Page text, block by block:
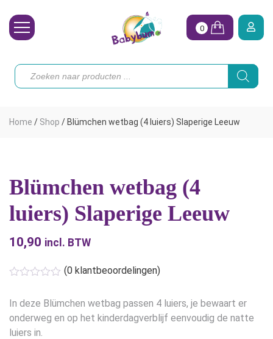
Toebehoren
Onze merken
Hoe begin ik?
0
Producten
zoeken
Home / Shop / Blümchen wetbag (4 luiers) Slaperige Leeuw
Blümchen wetbag (4
luiers) Slaperige Leeuw
10,90 incl. BTW
(0 klantbeoordelingen)
In deze Blümchen wetbag passen 4 luiers, je bewaart er
onderweg en op het kinderdagverblijf eenvoudig de natte
luiers in.